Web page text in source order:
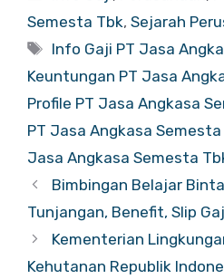
Semesta Tbk, Sejarah
Tags
Info Gaji PT Jasa
Keuntungan PT Jasa
Profile PT Jasa Angkasa
PT Jasa Angkasa Semesta
Jasa Angkasa Semesta
Bimbingan Belajar
Tunjangan, Benefit, Slip
Kementerian
Kehutanan Republik